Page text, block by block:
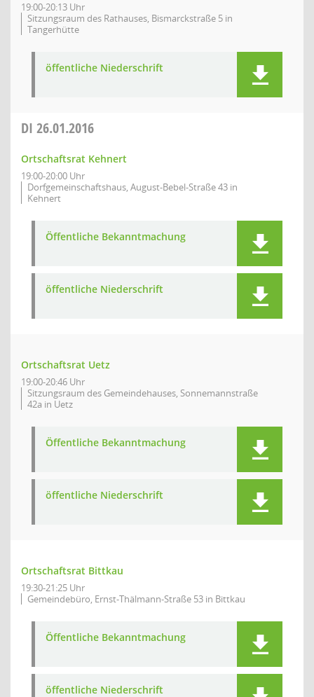
19:00-20:13 Uhr
Sitzungsraum des Rathauses, Bismarckstraße 5 in
Tangerhütte
öffentliche Niederschrift
DI 26.01.2016
Ortschaftsrat Kehnert
19:00-20:00 Uhr
Dorfgemeinschaftshaus, August-Bebel-Straße 43 in
Kehnert
Öffentliche Bekanntmachung
öffentliche Niederschrift
Ortschaftsrat Uetz
19:00-20:46 Uhr
Sitzungsraum des Gemeindehauses, Sonnemannstraße
42a in Uetz
Öffentliche Bekanntmachung
öffentliche Niederschrift
Ortschaftsrat Bittkau
19:30-21:25 Uhr
Gemeindebüro, Ernst-Thälmann-Straße 53 in Bittkau
Öffentliche Bekanntmachung
öffentliche Niederschrift